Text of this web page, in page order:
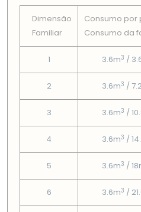
Dimensão
Familiar
Consumo por
Consumo da
1 3.6m3 /
2 3.6m3 /
3 3.6m3 /
4 3.6m3 /
5 3.6m3 /
6 3.6m3 /